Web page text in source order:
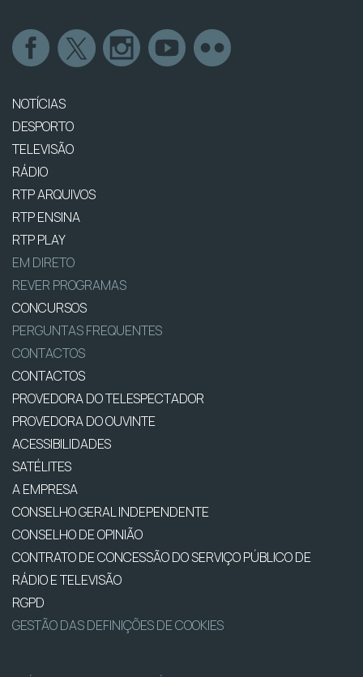
NOTÍCIAS
DESPORTO
TELEVISÃO
RÁDIO
RTP ARQUIVOS
RTP ENSINA
RTP PLAY
EM DIRETO
REVER PROGRAMAS
CONCURSOS
PERGUNTAS FREQUENTES
CONTACTOS
CONTACTOS
PROVEDORA DO TELESPECTADOR
PROVEDORA DO OUVINTE
ACESSIBILIDADES
SATÉLITES
A EMPRESA
CONSELHO GERAL INDEPENDENTE
CONSELHO DE OPINIÃO
CONTRATO DE CONCESSÃO DO SERVIÇO PÚBLICO DE
RÁDIO E TELEVISÃO
RGPD
GESTÃO DAS DEFINIÇÕES DE COOKIES